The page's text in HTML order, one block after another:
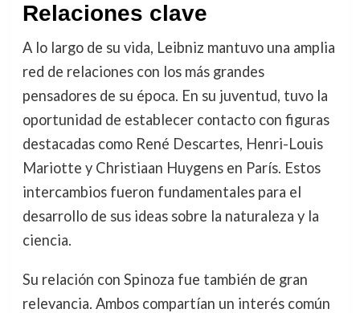
Relaciones clave
A lo largo de su vida, Leibniz mantuvo una amplia
red de relaciones con los más grandes
pensadores de su época. En su juventud, tuvo la
oportunidad de establecer contacto con figuras
destacadas como René Descartes, Henri-Louis
Mariotte y Christiaan Huygens en París. Estos
intercambios fueron fundamentales para el
desarrollo de sus ideas sobre la naturaleza y la
ciencia.
Su relación con Spinoza fue también de gran
relevancia. Ambos compartían un interés común